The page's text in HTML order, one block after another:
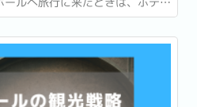
店でローカルグルメを味わった
せん。 一方で、実際に暮らし始
活の一部になります。...